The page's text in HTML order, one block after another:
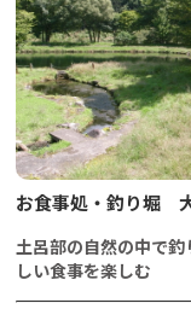
お食事処・釣り堀
土呂部の自然の中で釣
しい食事を楽しむ